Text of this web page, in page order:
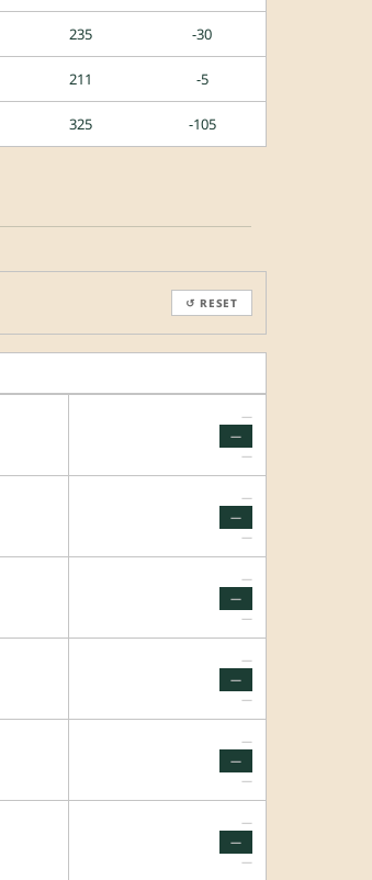
235 -30
211 -5
325 -105
↺ RESET
—
—
—
—
—
—
—
—
—
—
—
—
—
—
—
—
—
—